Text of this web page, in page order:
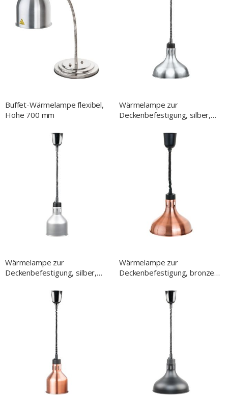
Buffet-Wärmelampe flexibel,
Höhe 700 mm
Wärmelampe zur
Deckenbefestigung, silber,
Wärmelampe zur
Deckenbefestigung, silber,
Wärmelampe zur
Deckenbefestigung, bronze,